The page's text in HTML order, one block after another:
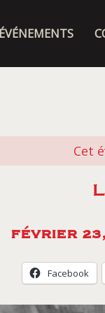
ÉVÉNEMENTS
Cet
FÉVRIER
Facebook